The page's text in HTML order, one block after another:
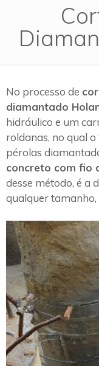
No processo de
diamantado
hidráulico e um
roldanas, no qual
pérolas
concreto com fio
desse método, é a
qualquer tamanho,